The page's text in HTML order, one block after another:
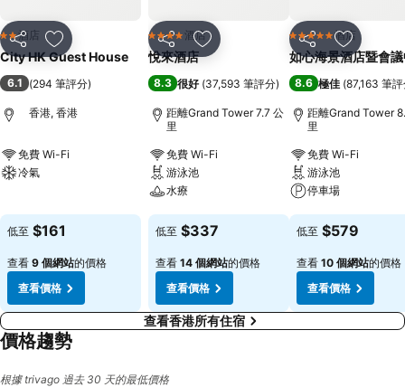
分享 放到收藏夾
2 星級酒店
City HK Guest House
6.1 (294 筆評分)
香港, 香港
免費 Wi-Fi
冷氣
低至 $161
查看 9 個網站的價格
查看價格
分享 放到收藏夾
4 星級 酒店
悅來酒店
8.3 很好 (37,593 筆評分)
距離Grand Tower 7.7 公
里
免費 Wi-Fi
游泳池
水療
查看價格
低至 $337
查看 14 個網站的價格
查看價格
分享 放到收藏
5 星級 酒店
如心海景酒店暨會
8.6 極佳 (87,163 筆
距離Grand Tower
里
免費 Wi-Fi
游泳池
停車場
查看價格
低至 $579
查看 10 個網站的價格
查看價格
查看香港所有住宿
價格趨勢
根據 trivago 過去 30 天的最低價格